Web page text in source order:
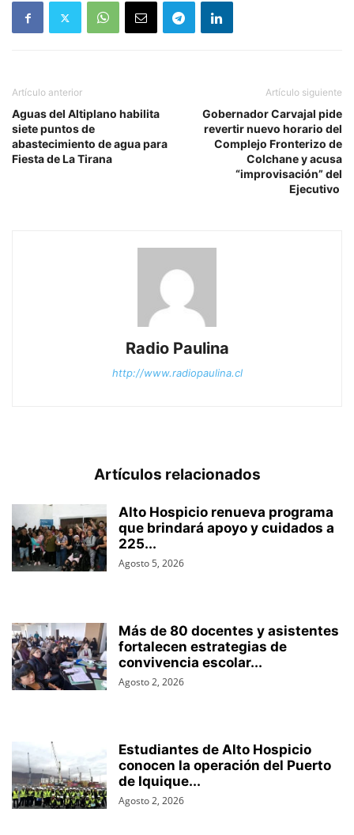
Artículo anterior
Aguas del Altiplano habilita
siete puntos de
abastecimiento de agua para
Fiesta de La Tirana
Artículo siguiente
Gobernador Carvajal pide
revertir nuevo horario del
Complejo Fronterizo de
Colchane y acusa
“improvisación” del
Ejecutivo
Radio Paulina
http://www.radiopaulina.cl
Artículos relacionados
Alto Hospicio renueva programa
que brindará apoyo y cuidados a
225...
Agosto 5, 2026
Más de 80 docentes y asistentes
fortalecen estrategias de
convivencia escolar...
Agosto 2, 2026
Estudiantes de Alto Hospicio
conocen la operación del Puerto
de Iquique...
Agosto 2, 2026